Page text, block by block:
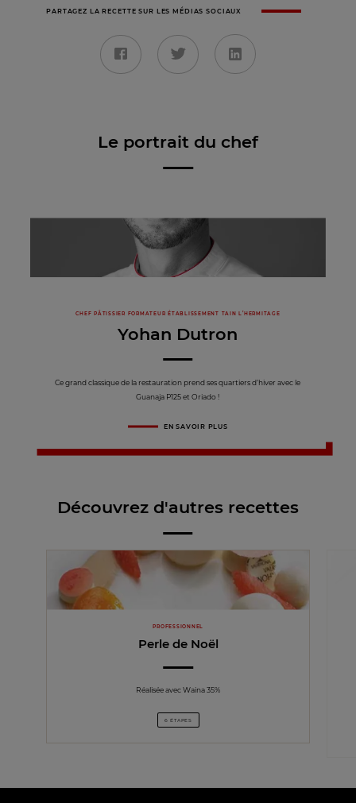
PARTAGEZ LA RECETTE SUR LES MÉDIAS SOCIAUX
Le portrait du chef
CHEF PÂTISSIER FORMATEUR ÉTABLISSEMENT TAIN L’HERMITAGE
Yohan Dutron
Ce grand classique de la restauration prend ses quartiers d’hiver avec le
Guanaja P125 et Oriado !
EN SAVOIR PLUS
Découvrez d'autres recettes
PROFESSIONNEL
Perle de Noël
Réalisée avec Waina 35%
6 ÉTAPES